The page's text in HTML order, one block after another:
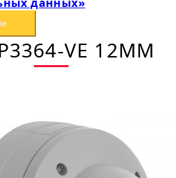
VE 12MM